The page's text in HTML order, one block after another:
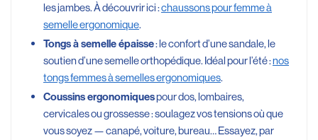
les jambes. À découvrir ici :chaussons pour femme à
semelle ergonomique.
Tongs à semelle épaisse: le confort d’une sandale, le
soutien d’une semelle orthopédique. Idéal pour l’été :nos
tongs femmes à semelles ergonomiques.
Coussins ergonomiquespour dos, lombaires,
cervicales ou grossesse : soulagez vos tensions où que
vous soyez — canapé, voiture, bureau… Essayez, par